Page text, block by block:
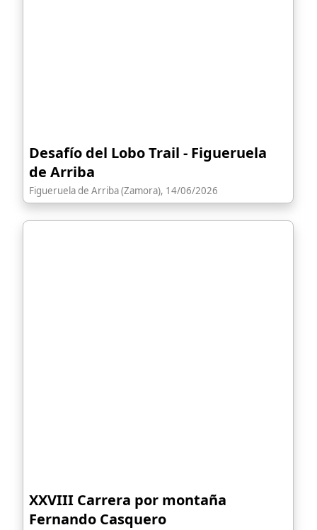
Desafío del Lobo Trail - Figueruela
de Arriba
Figueruela de Arriba (Zamora), 14/06/2026
XXVIII Carrera por montaña
Fernando Casquero